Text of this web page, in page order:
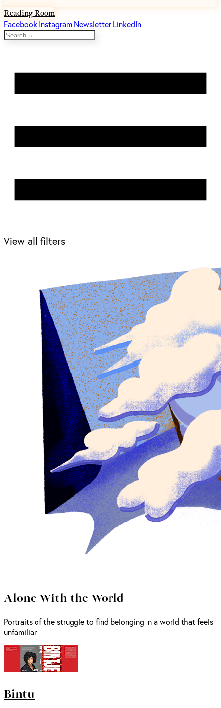
Reading Room
Facebook Instagram Newsletter LinkedIn
View all filters
Alone With the World
Portraits of the struggle to find belonging in a world that feels
unfamiliar
Bintu